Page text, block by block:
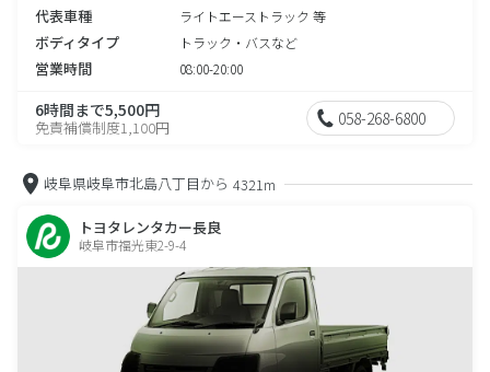
代表車種 ライトエーストラック 等
ボディタイプ トラック・バスなど
営業時間 08:00-20:00
6時間まで5,500円
免責補償制度1,100円 058-268-6800
岐阜県岐阜市北島八丁目から 4321m
トヨタレンタカー長良
岐阜市福光東2-9-4